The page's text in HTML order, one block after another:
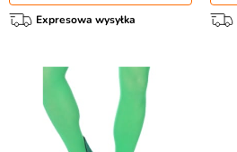
Expresowa wysyłka